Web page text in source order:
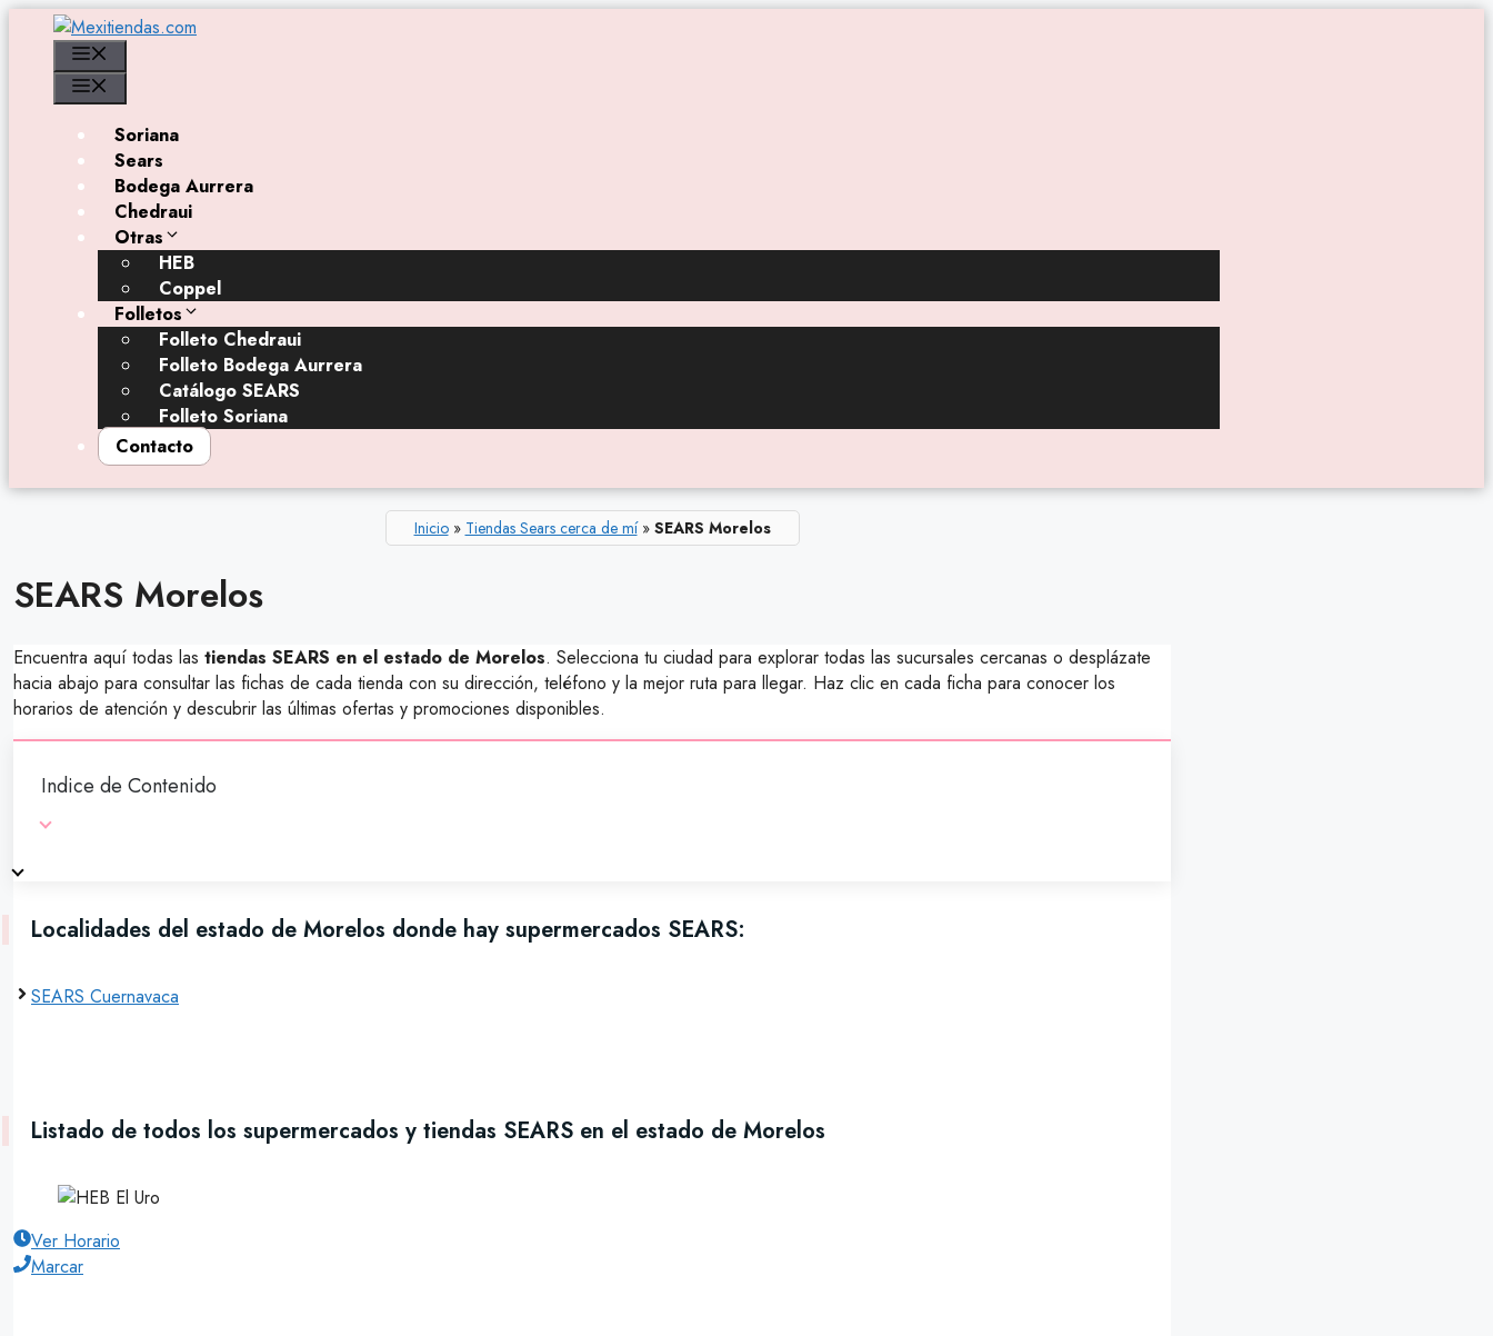
contenido
Soriana
Sears
Bodega Aurrera
Chedraui
Otras
HEB
Coppel
Folletos
Folleto Chedraui
Folleto Bodega Aurrera
Catálogo SEARS
Folleto Soriana
Contacto
Inicio» Tiendas Sears cerca de mí» SEARS Morelos
SEARS Morelos
Encuentra aquí todas las tiendas SEARS en el estado de Morelos. Selecciona tu ciudad para explorar todas las sucursales cercanas o desplázate
hacia abajo para consultar las fichas de cada tienda con su dirección, teléfono y la mejor ruta para llegar. Haz clic en cada ficha para conocer los
horarios de atención y descubrir las últimas ofertas y promociones disponibles.
Indice de Contenido
Localidades del estado de Morelos donde hay supermercados SEARS:
SEARS Cuernavaca
Listado de todos los supermercados y tiendas SEARS en el estado de Morelos
Ver Horario
Marcar